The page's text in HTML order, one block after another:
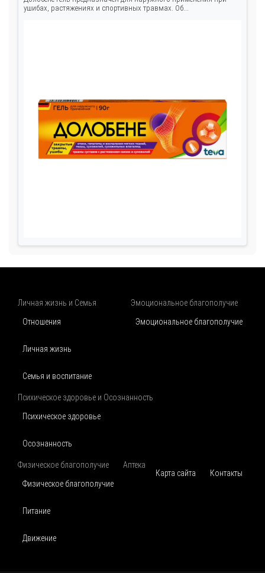
ушибах, растяжениях и спортивных травмах. Об...
Личная жизнь и Семья
Отношения
Личная жизнь
Семья и воспитание
Эмоциональное благополучие
Эмоциональное благополучие
Психическое здоровье и Осознанность
Психическое здоровье
Осознанность
Физическое благополучие
Физическое благополучие
Питание
Движение
Аптека
Карта сайта
Контакты